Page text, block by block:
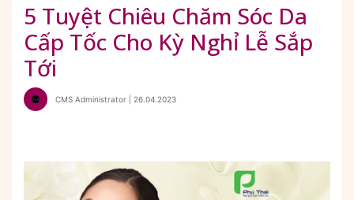
5 Tuyệt Chiêu Chăm Sóc Da
Cấp Tốc Cho Kỳ Nghỉ Lễ Sắp
Tới
CMS Administrator | 26.04.2023